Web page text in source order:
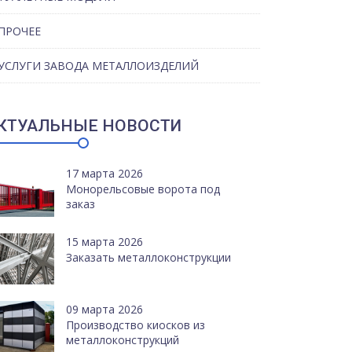
ЗАВОДА МЕТАЛЛОИЗДЕЛИЙ
НОВОСТИ
17 марта 2026
Монорельсовые ворота под
заказ
15 марта 2026
Заказать металлоконструкции
09 марта 2026
Производство киосков из
металлоконструкций